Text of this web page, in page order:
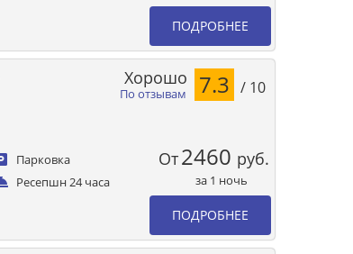
ПОДРОБНЕЕ
Парковка
Ресепшн 24 часа
По отзывам
Хорошо 7.3 / 10
От2460 руб.
за 1 ночь
ПОДРОБНЕЕ